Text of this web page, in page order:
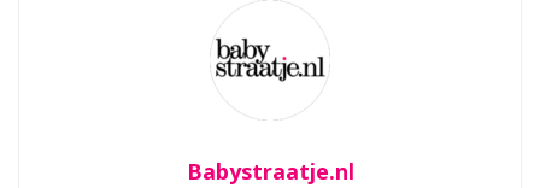
Babystraatje.nl